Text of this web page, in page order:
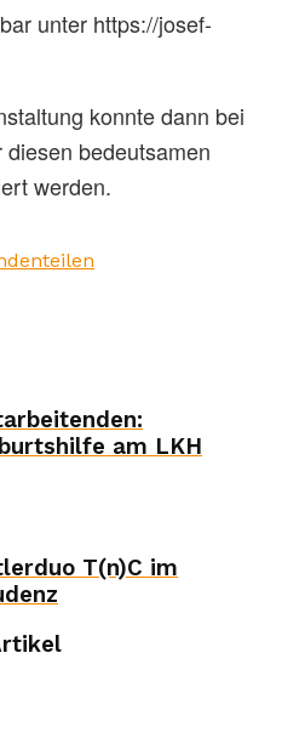
unter https://josef-
konnte dann bei
bedeutsamen
werden.
teilen
am LKH
T(n)C im